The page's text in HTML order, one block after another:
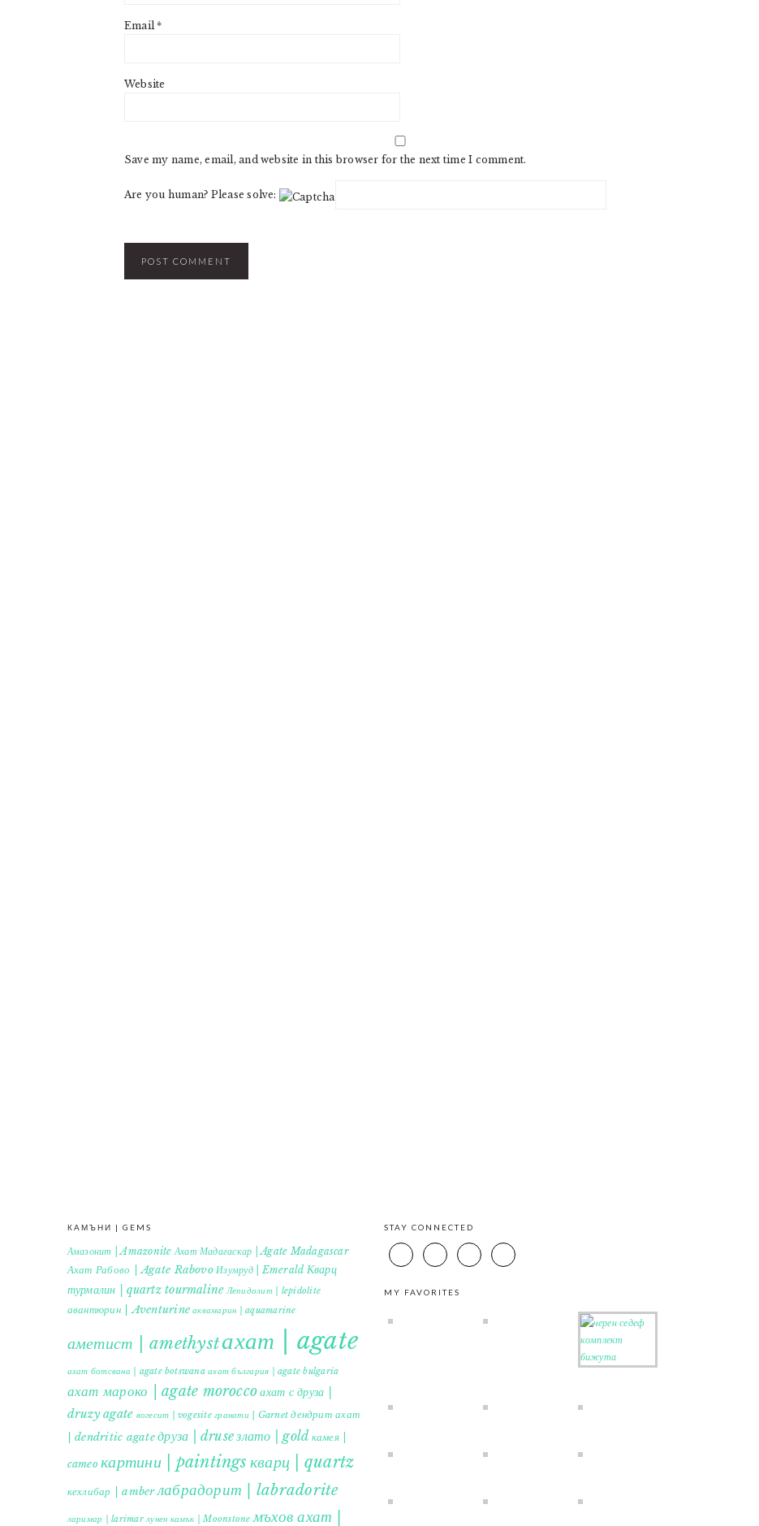
Email*
Website
Save my name, email, and website in this browser for the next time I comment.
Are you human? Please solve:
КАМЪНИ | GEMS
Амазонит | Amazonite Ахат Мадагаскар | Agate Madagascar
Ахат Рабово | Agate Rabovo Изумруд | Emerald Кварц
турмалин | quartz tourmaline Лепидолит | lepidolite
авантюрин | Aventurine аквамарин | aquamarine
аметист | amethystахат | agate
ахат ботсвана | agate botswana ахат българия | agate bulgaria
ахат мароко | agate moroccoахат с друза |
druzy agate вогесит | vogesite гранати | Garnet дендрит ахат
| dendritic agateдруза | druseзлато | gold камея |
cameo картини | paintings кварц | quartz
кехлибар | amberлабрадорит | labradorite
ларимар | larimar лунен камък | Moonstone мъхов ахат |
STAY CONNECTED
MY FAVORITES